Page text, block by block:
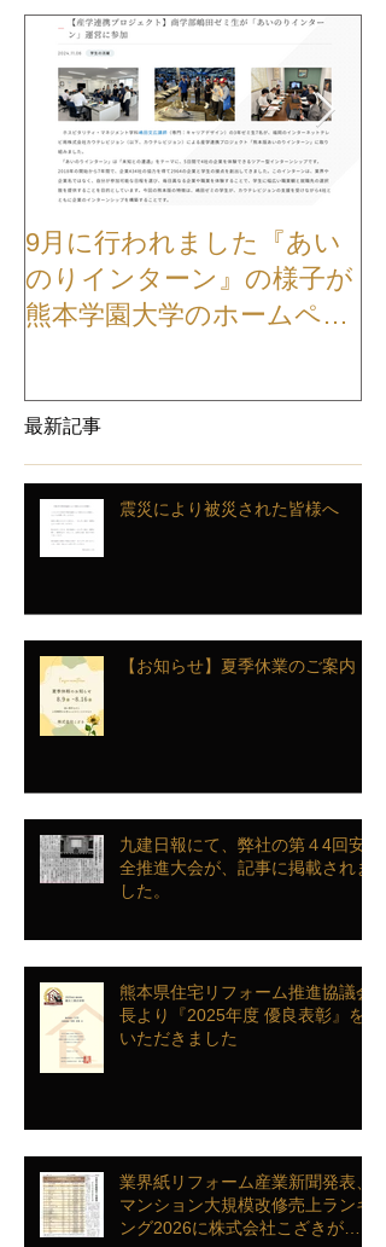
9月に行われました『あい
のりインターン』の様子が
熊本学園大学のホームペー
最新記事
震災により被災された皆様へ
【お知らせ】夏季休業のご案内
九建日報にて、弊社の第４4回安
全推進大会が、記事に掲載されま
した。
熊本県住宅リフォーム推進協議会
長より『2025年度 優良表彰』を
いただきました
業界紙リフォーム産業新聞発表、
マンション大規模改修売上ランキ
ング2026に株式会社こざきがラ